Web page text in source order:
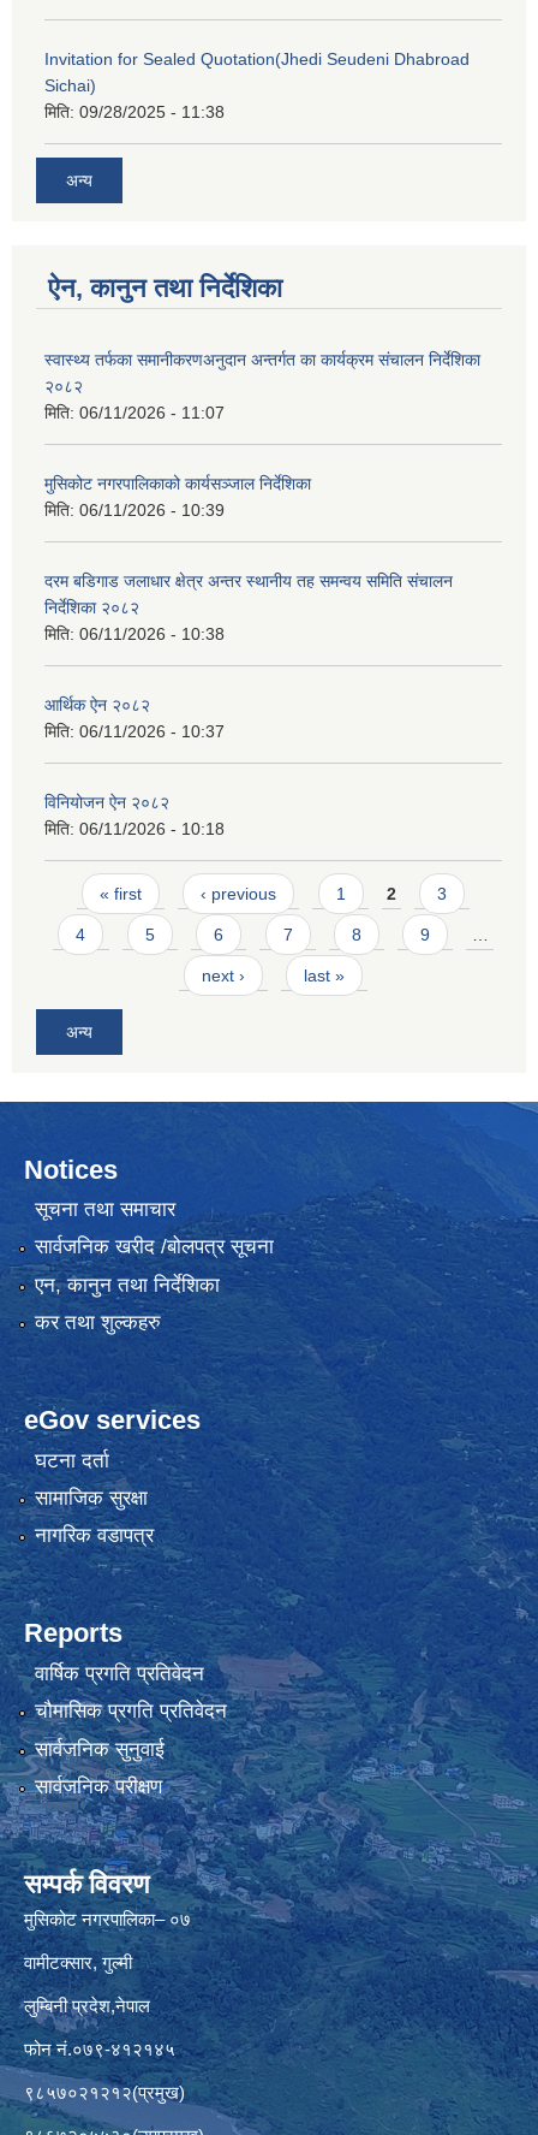
Invitation for Sealed Quotation(Jhedi Seudeni Dhabroad
Sichai)
मिति: 09/28/2025 - 11:38
अन्य
ऐन, कानुन तथा निर्देशिका
स्वास्थ्य तर्फका समानीकरणअनुदान अन्तर्गत का कार्यक्रम संचालन निर्देशिका
२०८२
मिति: 06/11/2026 - 11:07
मुसिकोट नगरपालिकाको कार्यसञ्जाल निर्देशिका
मिति: 06/11/2026 - 10:39
दरम बडिगाड जलाधार क्षेत्र अन्तर स्थानीय तह समन्वय समिति संचालन
निर्देशिका २०८२
मिति: 06/11/2026 - 10:38
आर्थिक ऐन २०८२
मिति: 06/11/2026 - 10:37
विनियोजन ऐन २०८२
मिति: 06/11/2026 - 10:18
Pages
« first ‹ previous 1 2 3
4 5 6 7 8 9
next › last »
अन्य
Notices
सूचना तथा समाचार
सार्वजनिक खरीद /बोलपत्र सूचना
एन, कानुन तथा निर्देशिका
कर तथा शुल्कहरु
eGov services
घटना दर्ता
सामाजिक सुरक्षा
नागरिक वडापत्र
Reports
वार्षिक प्रगति प्रतिवेदन
चौमासिक प्रगति प्रतिवेदन
सार्वजनिक सुनुवाई
सार्वजनिक परीक्षण
सम्पर्क विवरण
मुसिकोट नगरपालिका– ०७
वामीटक्सार, गुल्मी
लुम्बिनी प्रदेश,नेपाल
फोन नं.०७९-४१२१४५
९८५७०२१२१२(प्रमुख)